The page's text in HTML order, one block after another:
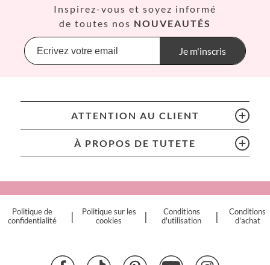
Banwood
BIBS
Cristina de Jos'h
Djeco
Inspirez-vous et soyez informé
de toutes nos NOUVEAUTÉS
Je m'inscris
ATTENTION AU CLIENT
À PROPOS DE TUTETE
Politique de
confidentialité
|
Politique sur les
cookies
|
Conditions
d'utilisation
|
Conditions
d'achat